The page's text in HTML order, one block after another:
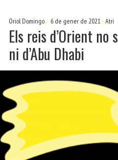
Oriol Domingo 6 de gener de 2021 Atri
Els reis d’Orient no
ni d’Abu Dhabi